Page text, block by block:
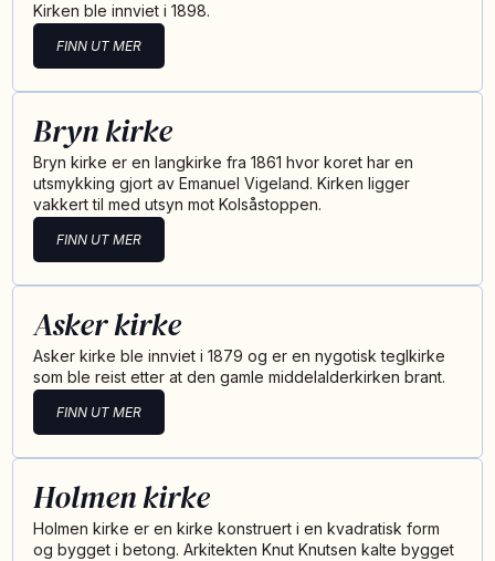
Kirken ble innviet i 1898.
FINN UT MER
Bryn kirke
Bryn kirke er en langkirke fra 1861 hvor koret har en
utsmykking gjort av Emanuel Vigeland. Kirken ligger
vakkert til med utsyn mot Kolsåstoppen.
FINN UT MER
Asker kirke
Asker kirke ble innviet i 1879 og er en nygotisk teglkirke
som ble reist etter at den gamle middelalderkirken brant.
FINN UT MER
Holmen kirke
Holmen kirke er en kirke konstruert i en kvadratisk form
og bygget i betong. Arkitekten Knut Knutsen kalte bygget